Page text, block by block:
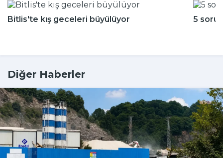
Bitlis'te kış geceleri büyülüyor 5
Diğer Haberler